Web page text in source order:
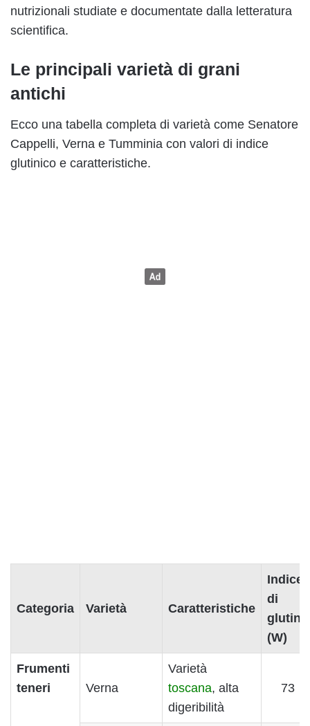
nutrizionali studiate e documentate dalla letteratura
scientifica.
Le principali varietà di grani
antichi
Ecco una tabella completa di varietà come Senatore
Cappelli, Verna e Tumminia con valori di indice
glutinico e caratteristiche.
Categoria Varietà Caratteristiche
Indice
di
glutine
(W)
Frumenti
teneri
Verna
Varietà
toscana, alta
digeribilità
73